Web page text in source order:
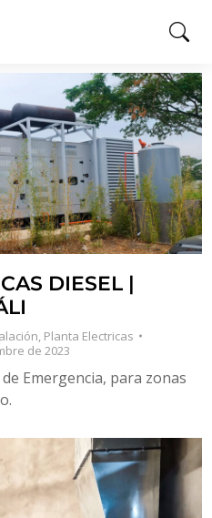
DIESEL |
, Planta Electricas
de 2023
Emergencia, para zonas